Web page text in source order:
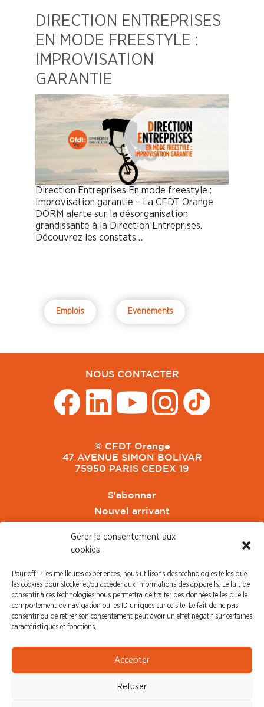
Gérer le consentement aux
cookies
Pour offrir les meilleures expériences, nous utilisons des technologies telles que
les cookies pour stocker et/ou accéder aux informations des appareils. Le fait de
consentir à ces technologies nous permettra de traiter des données telles que le
comportement de navigation ou les ID uniques sur ce site. Le fait de ne pas
consentir ou de retirer son consentement peut avoir un effet négatif sur certaines
caractéristiques et fonctions.
Accepter
Refuser
DIRECTION ENTREPRISES
EN MODE FREESTYLE :
IMPROVISATION
GARANTIE
Direction Entreprises En mode freestyle :
Improvisation garantie – La CFDT Orange
DORM alerte sur la désorganisation
grandissante à la Direction Entreprises.
Découvrez les constats…
Emplois Evenements
NOUS CONTACTER
© CFDT Orange
47 AVENUE SIMON BOLIVAR
75950 PARIS CEDEX 19
S'abonner
Nouvel arrivant
CFDT Cadres
CFDT Retraités
L'UFFA
PRESSE
Communiqué de Presse
Revue de Presse